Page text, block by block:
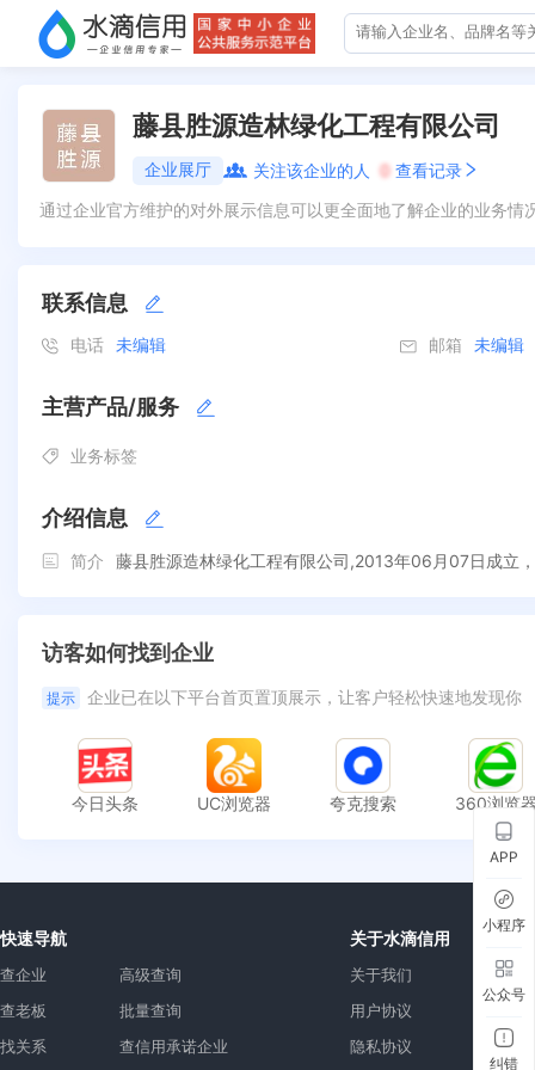
藤县胜源造林绿化工程有限公司
企业展厅 关注该企业的人 0 查看记录
通过企业官方维护的对外展示信息可以更全面地了解企业的业务
联系信息
电话 未编辑 邮箱 未编辑
主营产品/服务
业务标签
介绍信息
简介 藤县胜源造林绿化工程有限公司,2013年06月07日成立
访客如何找到企业
提示 企业已在以下平台首页置顶展示，让客户轻松快速地发现你
今日头条 UC浏览器 夸克搜索 360浏览
快速导航
查企业
查老板
找关系
高级查询
批量查询
查信用承诺企业
关于水滴信用
关于我们
用户协议
隐私协议
APP
小程序
公众号
纠错